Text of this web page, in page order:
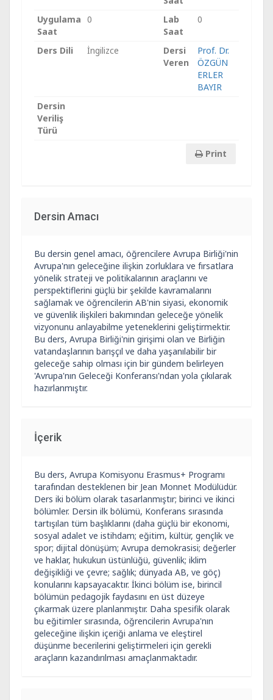
Uygulama
Saat
0
Lab
Saat
0
Ders Dili İngilizce
Dersi
Veren
Prof. Dr.
ÖZGÜN
ERLER
BAYIR
Dersin
Veriliş
Türü
Print
Dersin Amacı
Bu dersin genel amacı, öğrencilere Avrupa Birliği'nin
Avrupa'nın geleceğine ilişkin zorluklara ve fırsatlara
yönelik strateji ve politikalarının araçlarını ve
perspektiflerini güçlü bir şekilde kavramalarını
sağlamak ve öğrencilerin AB'nin siyasi, ekonomik
ve güvenlik ilişkileri bakımından geleceğe yönelik
vizyonunu anlayabilme yeteneklerini geliştirmektir.
Bu ders, Avrupa Birliği'nin girişimi olan ve Birliğin
vatandaşlarının barışçıl ve daha yaşanılabilir bir
geleceğe sahip olması için bir gündem belirleyen
'Avrupa'nın Geleceği Konferansı'ndan yola çıkılarak
hazırlanmıştır.
İçerik
Bu ders, Avrupa Komisyonu Erasmus+ Programı
tarafından desteklenen bir Jean Monnet Modülüdür.
Ders iki bölüm olarak tasarlanmıştır; birinci ve ikinci
bölümler. Dersin ilk bölümü, Konferans sırasında
tartışılan tüm başlıklarını (daha güçlü bir ekonomi,
sosyal adalet ve istihdam; eğitim, kültür, gençlik ve
spor; dijital dönüşüm; Avrupa demokrasisi; değerler
ve haklar, hukukun üstünlüğü, güvenlik; iklim
değişikliği ve çevre; sağlık; dünyada AB, ve göç)
konularını kapsayacaktır. İkinci bölüm ise, birincil
bölümün pedagojik faydasını en üst düzeye
çıkarmak üzere planlanmıştır. Daha spesifik olarak
bu eğitimler sırasında, öğrencilerin Avrupa'nın
geleceğine ilişkin içeriği anlama ve eleştirel
düşünme becerilerini geliştirmeleri için gerekli
araçların kazandırılması amaçlanmaktadır.